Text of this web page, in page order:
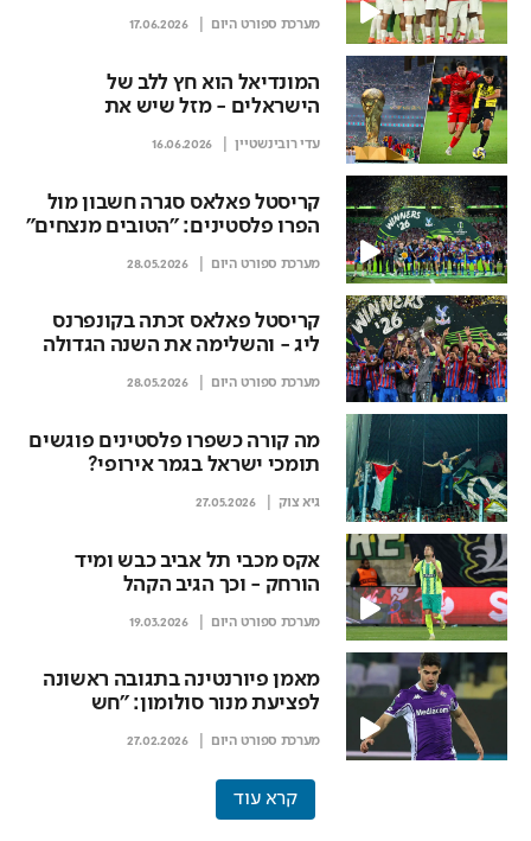
מערכת ספורט היום 17.06.2026
המונדיאל הוא חץ ללב של
הישראלים - מזל שיש את
עדי רובינשטיין 16.06.2026
קריסטל פאלאס סגרה חשבון מול
הפרו פלסטינים: "הטובים מנצחים"
מערכת ספורט היום 28.05.2026
קריסטל פאלאס זכתה בקונפרנס
ליג - והשלימה את השנה הגדולה
מערכת ספורט היום 28.05.2026
מה קורה כשפרו פלסטינים פוגשים
תומכי ישראל בגמר אירופי?
גיא צוק 27.05.2026
אקס מכבי תל אביב כבש ומיד
הורחק - וכך הגיב הקהל
מערכת ספורט היום 19.03.2026
מאמן פיורנטינה בתגובה ראשונה
לפציעת מנור סולומון: "חש
מערכת ספורט היום 27.02.2026
קרא עוד